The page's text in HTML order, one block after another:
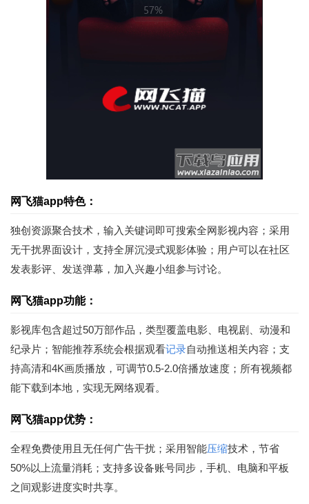
网飞猫app特色：
独创资源聚合技术，输入关键词即可搜索全网影视内容；采用
无干扰界面设计，支持全屏沉浸式观影体验；用户可以在社区
发表影评、发送弹幕，加入兴趣小组参与讨论。
网飞猫app功能：
影视库包含超过50万部作品，类型覆盖电影、电视剧、动漫和
纪录片；智能推荐系统会根据观看记录自动推送相关内容；支
持高清和4K画质播放，可调节0.5-2.0倍播放速度；所有视频都
能下载到本地，实现无网络观看。
网飞猫app优势：
全程免费使用且无任何广告干扰；采用智能压缩技术，节省
50%以上流量消耗；支持多设备账号同步，手机、电脑和平板
之间观影进度实时共享。